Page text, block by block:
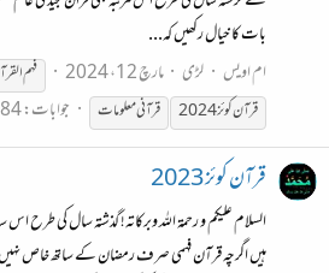
بات کا خیال رکھیں کہ...
ام اویس
لڑی مارچ 12، 2024 فہم
قرآنکوئز2024 قرآنی معلومات جوابات: 84
قرآن کوئز 2023
السلام علیکم و رحمة الله وبرکاتہ! گذشتہ سال کی
ہیں اگرچہ قرآن فہمی صرف رمضان کے ساتھ خاص نہیں